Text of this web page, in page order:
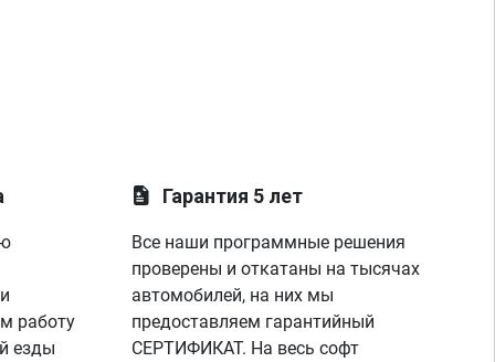
работу
езды
Гарантия 5 лет
Все наши программные решения
проверены и откатаны на тысячах
автомобилей, на них мы
предоставляем гарантийный
СЕРТИФИКАТ. На весь софт